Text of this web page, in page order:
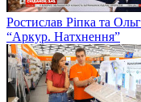
Ростислав Ріпка та
“Аркур. Натхнення”